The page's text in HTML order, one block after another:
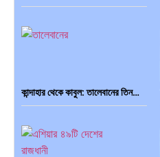
কান্দাহার থেকে কাবুল: তালেবানের তিন…